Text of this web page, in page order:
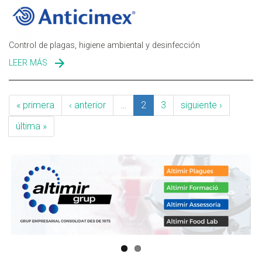
Control de plagas, higiene ambiental y desinfección
LEER MÁS SOBRE ANTICIMEX ESPAÑA
« primera ‹ anterior … 2 3
siguiente ›
última »